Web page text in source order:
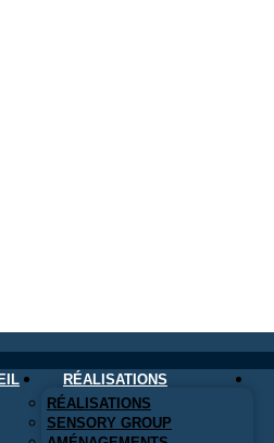
RÉALISATIONS
RÉALISATIONS
SENSORY GROUP